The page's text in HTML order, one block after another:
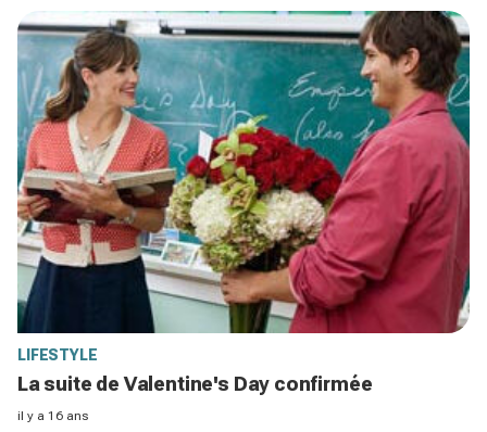
LIFESTYLE
La suite de Valentine's Day confirmée
il y a 16 ans